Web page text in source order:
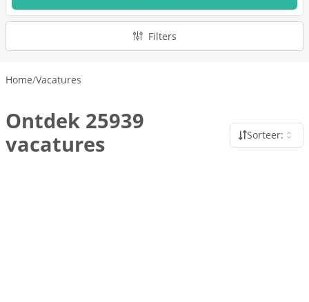
Filters
Home/Vacatures
Ontdek 25939
vacatures
Sorteer: